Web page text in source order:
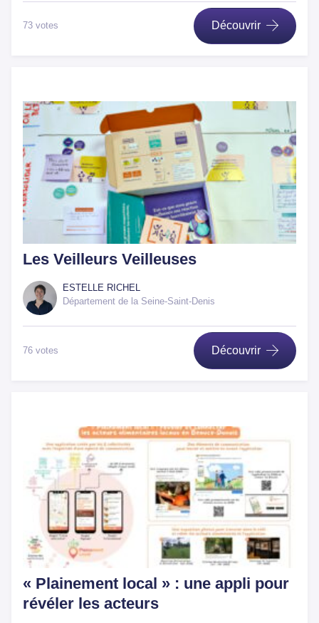
Découvrir
73 votes
Les Veilleurs Veilleuses
ESTELLE RICHEL
Département de la Seine-Saint-Denis
Découvrir
76 votes
« Plainement local » : une appli pour
révéler les acteurs